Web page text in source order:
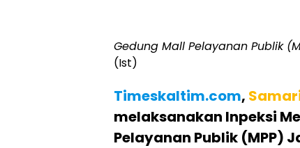
Gedung Mall Pelayanan Publik
(Ist)
Timeskaltim.com,
melaksanakan Inpeksi
Pelayanan Publik (MPP)